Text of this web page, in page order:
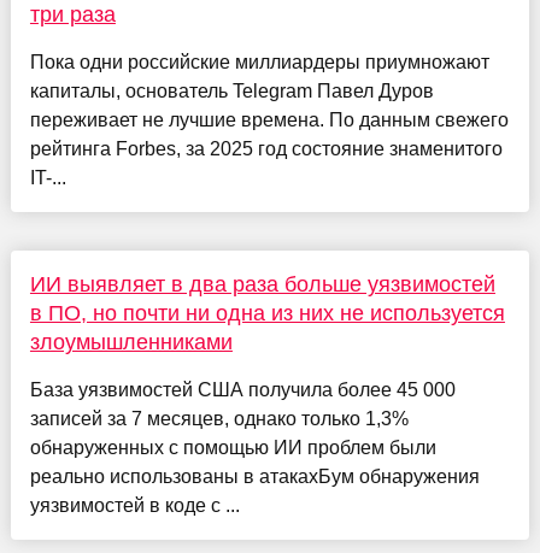
три раза
Пока одни российские миллиардеры приумножают
капиталы, основатель Telegram Павел Дуров
переживает не лучшие времена. По данным свежего
рейтинга Forbes, за 2025 год состояние знаменитого
IT-...
ИИ выявляет в два раза больше уязвимостей
в ПО, но почти ни одна из них не используется
злоумышленниками
База уязвимостей США получила более 45 000
записей за 7 месяцев, однако только 1,3%
обнаруженных с помощью ИИ проблем были
реально использованы в атакахБум обнаружения
уязвимостей в коде с ...